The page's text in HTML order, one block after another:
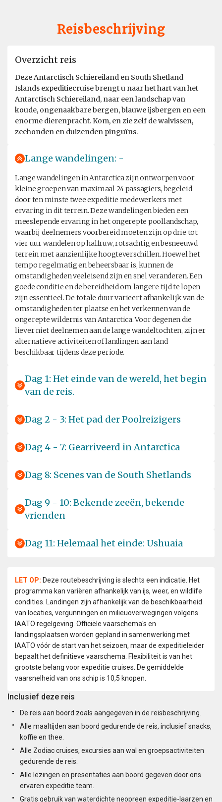
Reisbeschrijving
Overzicht reis
Deze Antarctisch Schiereiland en South Shetland
Islands expeditiecruise brengt u naar het hart van het
Antarctisch Schiereiland, naar een landschap van
koude, ongenaakbare bergen, blauwe ijsbergen en een
enorme dierenpracht. Kom, en zie zelf de walvissen,
zeehonden en duizenden pinguïns.
Lange wandelingen: -
Lange wandelingen in Antarctica zijn ontworpen voor
kleine groepen van maximaal 24 passagiers, begeleid
door ten minste twee expeditie medewerkers met
ervaring in dit terrein. Deze wandelingen bieden een
meeslepende ervaring in het ongerepte poollandschap,
waarbij deelnemers voorbereid moeten zijn op drie tot
vier uur wandelen op halfruw, rotsachtig en besneeuwd
terrein met aanzienlijke hoogteverschillen. Hoewel het
tempo regelmatig en beheersbaar is, kunnen de
omstandigheden veeleisend zijn en snel veranderen. Een
goede conditie en de bereidheid om langere tijd te lopen
zijn essentieel. De totale duur varieert afhankelijk van de
omstandigheden ter plaatse en het verkennen van de
ongerepte wildernis van Antarctica. Voor degenen die
liever niet deelnemen aan de lange wandeltochten, zijn er
alternatieve activiteiten of landingen aan land
beschikbaar tijdens deze periode.
Dag 1: Het einde van de wereld, het begin
van de reis.
Dag 2 - 3: Het pad der Poolreizigers
Dag 4 - 7: Gearriveerd in Antarctica
Dag 8: Scenes van de South Shetlands
Dag 9 - 10: Bekende zeeën, bekende
vrienden
Dag 11: Helemaal het einde: Ushuaia
LET OP: Deze routebeschrijving is slechts een indicatie. Het
programma kan variëren afhankelijk van ijs, weer, en wildlife
condities. Landingen zijn afhankelijk van de beschikbaarheid
van locaties, vergunningen en milieuoverwegingen volgens
IAATO regelgeving. Officiële vaarschema's en
landingsplaatsen worden gepland in samenwerking met
IAATO vóór de start van het seizoen, maar de expeditieleider
bepaalt het definitieve vaarschema. Flexibiliteit is van het
grootste belang voor expeditie cruises. De gemiddelde
vaarsnelheid van ons schip is 10,5 knopen.
Inclusief deze reis
De reis aan boord zoals aangegeven in de reisbeschrijving.
Alle maaltijden aan boord gedurende de reis, inclusief snacks,
koffie en thee.
Alle Zodiac cruises, excursies aan wal en groepsactiviteiten
gedurende de reis.
Alle lezingen en presentaties aan boord gegeven door ons
ervaren expeditie team.
Gratis gebruik van waterdichte neopreen expeditie-laarzen en